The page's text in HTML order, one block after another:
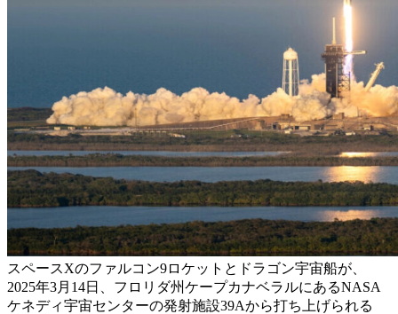
スペースXのファルコン9ロケットとドラゴン宇宙船が、
2025年3月14日、フロリダ州ケープカナベラルにあるNASA
ケネディ宇宙センターの発射施設39Aから打ち上げられる